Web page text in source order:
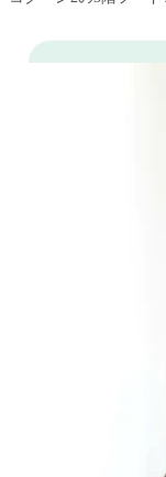
#さいたま新都心＿コ
こんにちは！
をご覧頂きありが
づけば成人式も終